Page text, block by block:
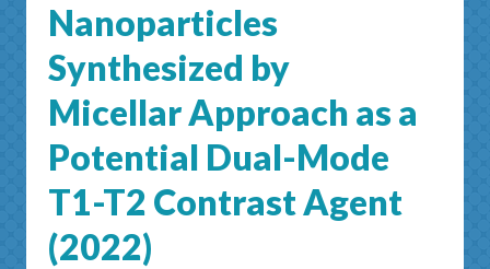
Nanoparticles
Synthesized by
Micellar Approach as a
Potential Dual-Mode
T1-T2 Contrast Agent
(2022)